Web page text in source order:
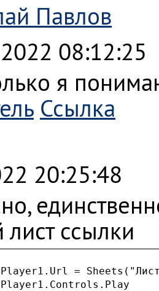
Павлов
08:12:25
я
Ссылка
20:25:48
ссылки
=